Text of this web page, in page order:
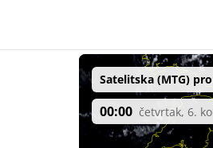
Satelitska (MTG)
00:00 četvrtak, 6.